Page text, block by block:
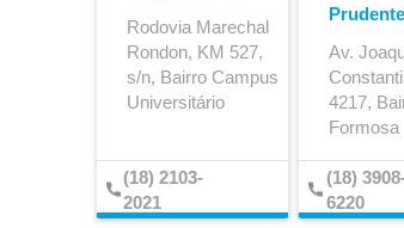
Disco de Fricção
Rodovia Marechal
Rondon, KM 527,
s/n, Bairro Campus
Universitário
(18) 2103-
2021
Av.
4217,
Formosa
(18)
6220